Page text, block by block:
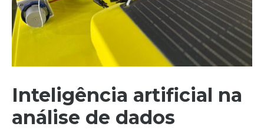
Inteligência artificial na
análise de dados